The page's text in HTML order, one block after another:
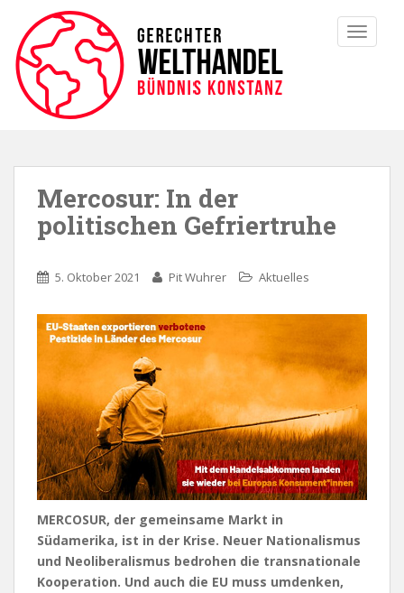
Mercosur: In der
politischen Gefriertruhe
5. Oktober 2021 Pit Wuhrer Aktuelles
MERCOSUR, der gemeinsame Markt in
Südamerika, ist in der Krise. Neuer Nationalismus
und Neoliberalismus bedrohen die transnationale
Kooperation. Und auch die EU muss umdenken,